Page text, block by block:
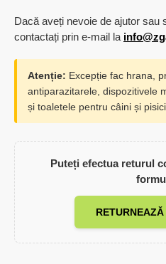
Dacă aveți nevoie de ajutor sau
contactați prin e-mail la
Atenție: Excepție fac hrana,
antiparazitarele, dispozitivele
și toaletele pentru câini și pisici.
Puteți efectua returul